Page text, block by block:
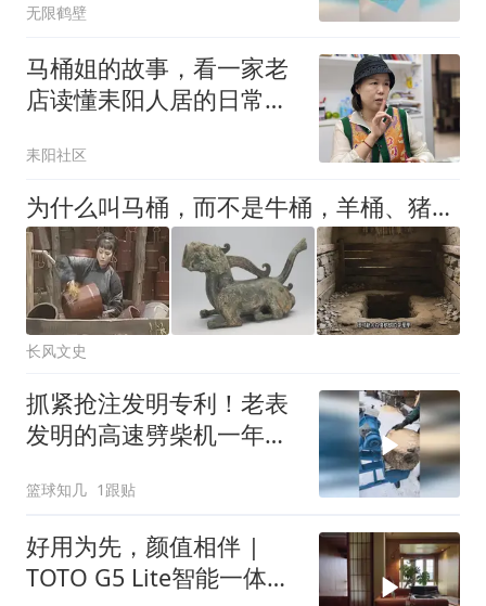
无限鹤壁
马桶姐的故事，看一家老
店读懂耒阳人居的日常温
耒阳社区
为什么叫马桶，而不是牛桶，羊桶、猪桶？
长风文史
抓紧抢注发明专利！老表
发明的高速劈柴机一年卖
篮球知几 1跟贴
好用为先，颜值相伴 |
TOTO G5 Lite智能一体型